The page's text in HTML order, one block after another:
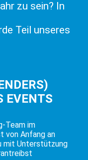
zu sein? In
Teil unseres
EVENTS
Team im
von Anfang an
mit Unterstützung